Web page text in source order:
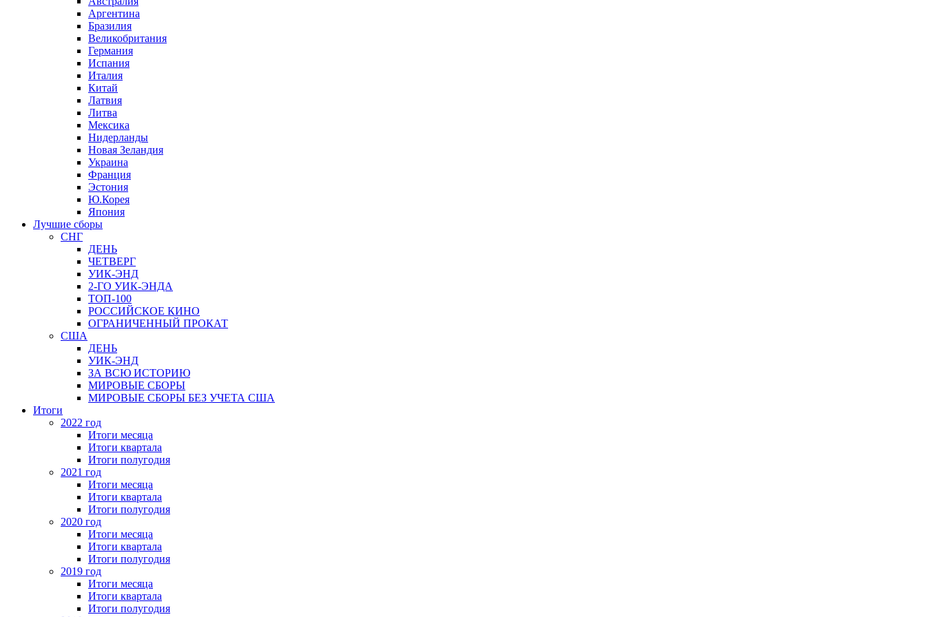
Аргентина
Бразилия
Великобритания
Германия
Испания
Италия
Китай
Латвия
Литва
Мексика
Нидерланды
Новая Зеландия
Украина
Франция
Эстония
Ю.Корея
Япония
Лучшие сборы
СНГ
ДЕНЬ
ЧЕТВЕРГ
УИК-ЭНД
2-ГО УИК-ЭНДА
ТОП-100
РОССИЙСКОЕ КИНО
ОГРАНИЧЕННЫЙ ПРОКАТ
США
ДЕНЬ
УИК-ЭНД
ЗА ВСЮ ИСТОРИЮ
МИРОВЫЕ СБОРЫ
МИРОВЫЕ СБОРЫ БЕЗ УЧЕТА США
Итоги
2022 год
Итоги месяца
Итоги квартала
Итоги полугодия
2021 год
Итоги месяца
Итоги квартала
Итоги полугодия
2020 год
Итоги месяца
Итоги квартала
Итоги полугодия
2019 год
Итоги месяца
Итоги квартала
Итоги полугодия